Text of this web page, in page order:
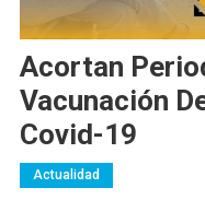
Acortan
Vacunación
Covid-19
Actualidad